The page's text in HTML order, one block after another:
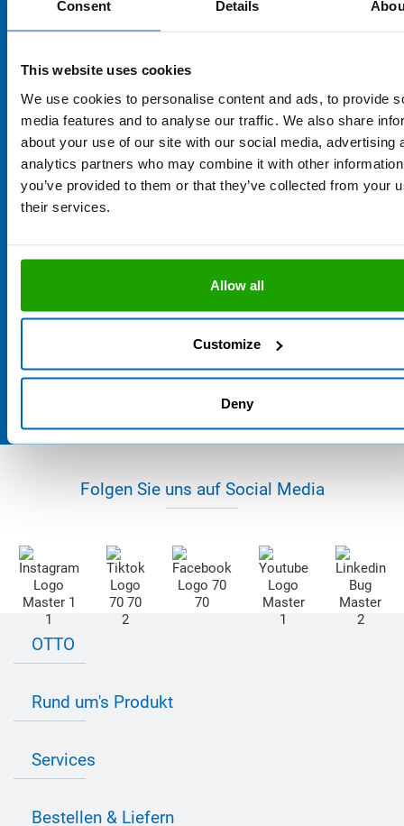
Consent Details
This website uses cookies
We use cookies to personalise content and ads, to provide
media features and to analyse our traffic. We also share
about your use of our site with our social media, advertising
analytics partners who may combine it with other
you’ve provided to them or that they’ve collected from your
their services.
Allow all
Customize
Deny
Sie haben eine Frage zu unseren
Bändern / Rundschnüren?
technik@otto-chemie.de
Folgen Sie uns auf Social Media
OTTO
Bau Newsletter
Presse
Jobs
Rund um's Produkt
Farbvielfalt
Informationen zu Prüfzeichen
Services
Bestellen & Liefern